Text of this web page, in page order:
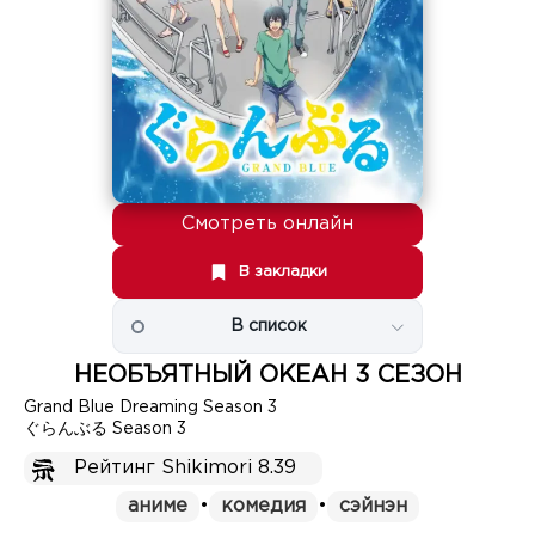
Смотреть онлайн
В закладки
В список
НЕОБЪЯТНЫЙ ОКЕАН 3 СЕЗОН
Grand Blue Dreaming Season 3
ぐらんぶる Season 3
Рейтинг Shikimori 8.39
аниме • комедия • сэйнэн